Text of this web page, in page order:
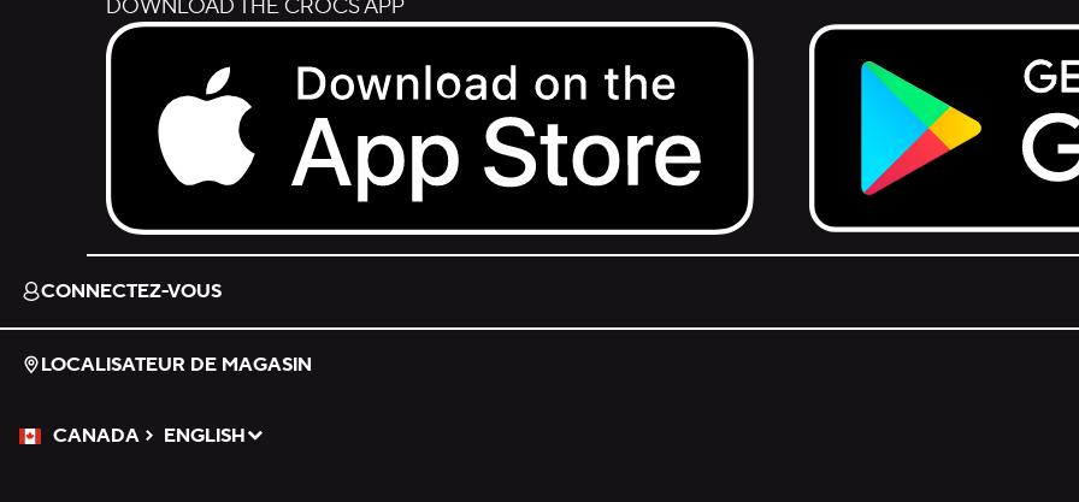
DOWNLOAD THE CROCS APP
Download on the App Store.
Get it on Google Play.
CONNECTEZ-VOUS
LOCALISATEUR DE MAGASIN
CANADA
Veuillez sélectionner une langue
ENGLISH
Sélectionné